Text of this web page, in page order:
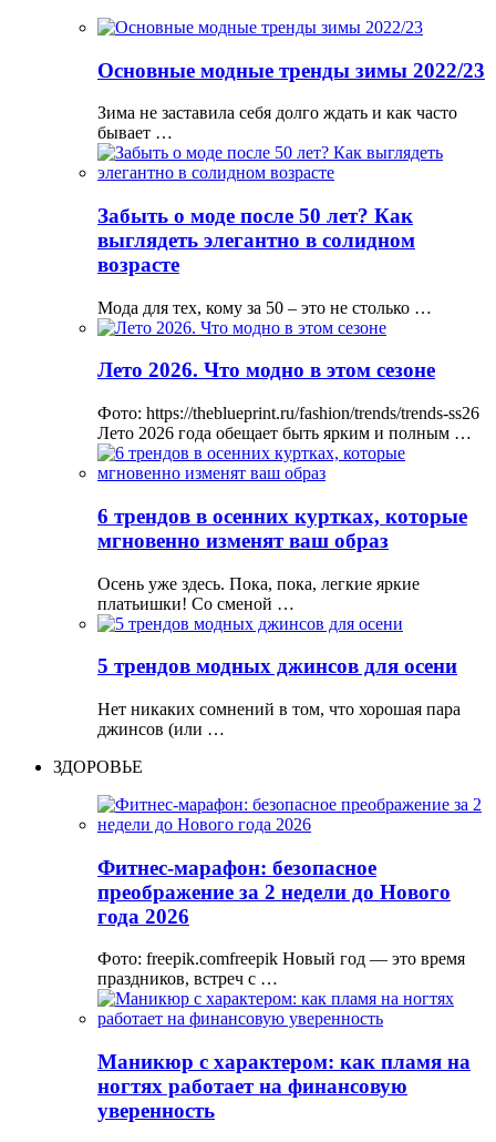
Основные модные тренды зимы 2022/23
Зима не заставила себя долго ждать и как часто
бывает …
Забыть о моде после 50 лет? Как
выглядеть элегантно в солидном
возрасте
Мода для тех, кому за 50 – это не столько …
Лето 2026. Что модно в этом сезоне
Фото: https://theblueprint.ru/fashion/trends/trends-ss26
Лето 2026 года обещает быть ярким и полным …
6 трендов в осенних куртках, которые
мгновенно изменят ваш образ
Осень уже здесь. Пока, пока, легкие яркие
платьишки! Со сменой …
5 трендов модных джинсов для осени
Нет никаких сомнений в том, что хорошая пара
джинсов (или …
ЗДОРОВЬЕ
Фитнес-марафон: безопасное
преображение за 2 недели до Нового
года 2026
Фото: freepik.comfreepik Новый год — это время
праздников, встреч с …
Маникюр с характером: как пламя на
ногтях работает на финансовую
уверенность